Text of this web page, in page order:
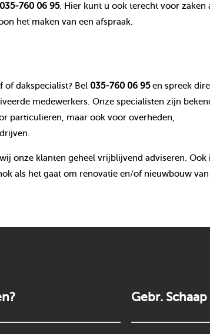
035-760 06 95. Hier kunt u ook terecht voor zaken
het maken van een afspraak.
of dakspecialist? Bel 035-760 06 95en spreek
medewerkers. Onze specialisten zijn
particulieren, maar ook voor overheden,
onze klanten geheel vrijblijvend adviseren. Ook
als het gaat om renovatie en/of nieuwbouw van
Gebr.